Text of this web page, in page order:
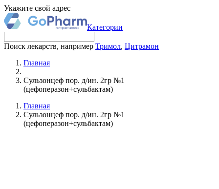
Укажите свой адрес
Категории
Поиск лекарств, например Тримол, Цитрамон
Главная
Сульзонцеф пор. д/ин. 2гр №1
(цефоперазон+сульбактам)
Главная
Сульзонцеф пор. д/ин. 2гр №1
(цефоперазон+сульбактам)